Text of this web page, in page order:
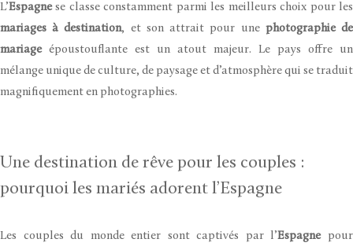
L’Espagnese classe constamment parmi les meilleurs choix pour les
mariages à destination, et son attrait pour une photographie de
mariageépoustouflante est un atout majeur. Le pays offre un
mélange unique de culture, de paysage et d’atmosphère qui se traduit
magnifiquement en photographies.
Une destination de rêve pour les couples :
pourquoi les mariés adorent l’Espagne
Les couples du monde entier sont captivés par l’Espagnepour